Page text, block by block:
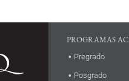
PROGRAMAS
Pregrado
Posgrado